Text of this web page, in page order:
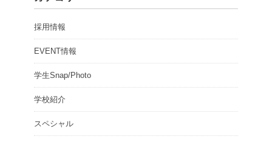
採用情報
EVENT情報
学生Snap/Photo
学校紹介
スペシャル